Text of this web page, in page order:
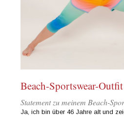
Beach-Sportswear-Outfit
Statement zu meinem Beach-
Ja, ich bin über 46 Jahre alt und